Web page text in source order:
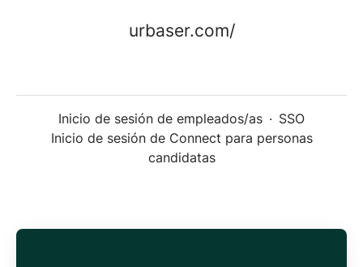
urbaser.com/
Inicio de sesión de empleados/as · SSO
Inicio de sesión de Connect para personas
candidatas